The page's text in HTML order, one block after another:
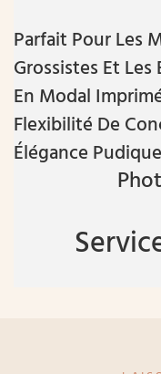
Parfait Pour Les
Grossistes Et
En Modal
Flexibilité De
Élégance